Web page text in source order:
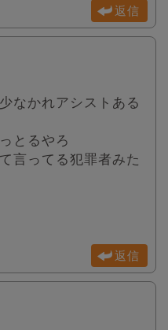
返信
なかれアシストある
とるやろ
言ってる犯罪者みた
返信